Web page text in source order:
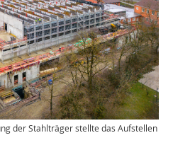
der Stahlträger stellte das Aufstellen